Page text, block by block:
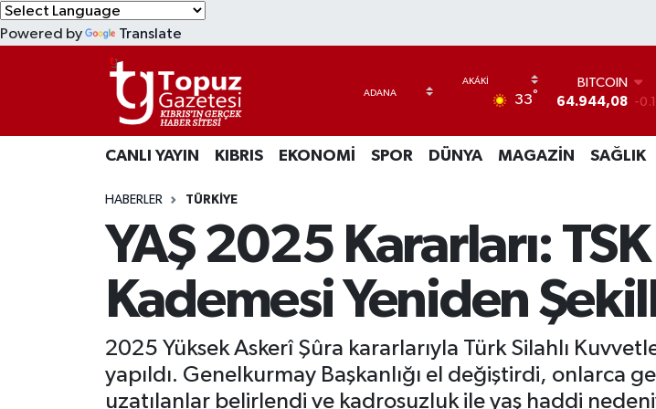
Powered by Translate
33°
BITCOIN
64.944,08 -
47,7436 0.18
EURO
GRAM ALTIN
6660.55
0.03
13.779 -14
CANLI YAYIN KIBRIS EKONOMİ SPOR DÜNYA MAGAZİN SAĞLIK
HABERLER TÜRKİYE
YAŞ 2025 Kararları:
Kademesi Yeniden
2025 Yüksek Askerî Şûra kararlarıyla Türk Silahlı
yapıldı. Genelkurmay Başkanlığı el değiştirdi, onlarca
uzatılanlar belirlendi ve kadrosuzluk ile yaş haddi
EKONOMİ
MAGAZİN
TEKNOLOJİ
TÜRKİYE
Lefkoşa Nöbetçi Eczaneler
Lefkoşa Hava Durumu
Lefkoşa Trafik Yoğunluk Haritası
Süper Lig Puan Durumu ve Fikstür
Tüm Manşetler
Son Dakika Haberleri
Haber Arşivi